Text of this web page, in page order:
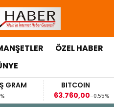
ÖZEL HABER
BITCOIN
63.760,00-0,55%